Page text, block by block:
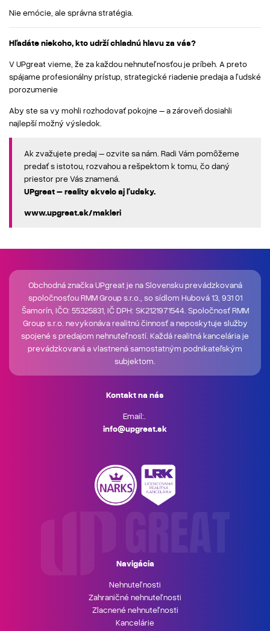
Nie emócie, ale správna stratégia.
Hľadáte niekoho, kto udrží chladnú hlavu za vás?
V UPgreat vieme, že za každou nehnuteľnosťou je príbeh. A preto
spájame profesionálny prístup, strategické riadenie predaja a ľudské
porozumenie
Aby ste sa vy mohli rozhodovať pokojne – a zároveň dosiahli
najlepší možný výsledok.
Ak zvažujete predaj – ozvite sa nám. Radi Vám pomôžeme
predať s istotou, rozvahou a rešpektom k tomu, čo daný
priestor pre Vás znamená.
UPgreat – reality skvelo aj ľudsky.
www.upgreat.sk/makleri
Obchodná značka UPgreat je na Slovensku prevádzkovaná
spoločnosťou RMM Group s.r.o., so sídlom Hubová 13, 931 01
Šamorín, IČO: 55325831, IČ DPH: SK2121971544. Spoločnosť RMM
Group s.r.o. nevykonáva realitnú činnosť a neposkytuje služby
spojené s predajom nehnuteľností. Každá realitná kancelária je
prevádzkovaná a vlastnená samostatným podnikateľským
subjektom.
Kontakt na nás
Email:.
info@upgreat.sk
Navigácia
Nehnuteľnosti
Zahraničné nehnuteľnosti
Zlacnené nehnuteľnosti
Kancelárie